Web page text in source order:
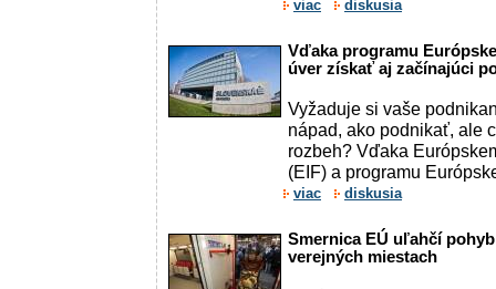
viac diskusia
Vďaka programu
úver získať aj začínajúci
Vyžaduje si vaše
nápad, ako podnikať, ale
rozbeh? Vďaka
(EIF) a programu
viac diskusia
Smernica EÚ uľahčí
verejných miestach